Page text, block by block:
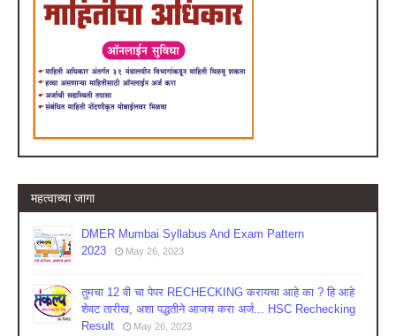
महत्वाच्या जागा
DMER Mumbai Syllabus And Exam Pattern
2023
May 26, 2023
तुमचा 12 वी चा पेपर RECHECKING करायचा आहे का ? हि आहे
शेवट तारीख, अशा पद्धतीने आजच करा अर्ज... HSC Rechecking
Result
May 26, 2023